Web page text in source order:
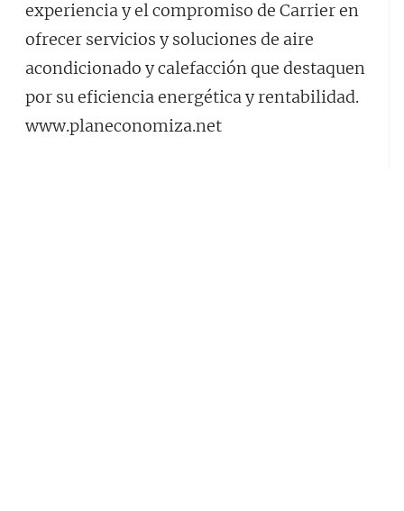
experiencia y el compromiso de Carrier en
ofrecer servicios y soluciones de aire
acondicionado y calefacción que destaquen
por su eficiencia energética y rentabilidad.
www.planeconomiza.net